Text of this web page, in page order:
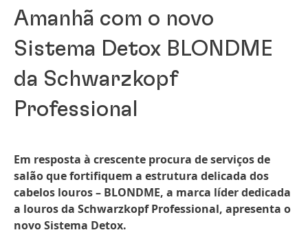
Amanhã com o novo
Sistema Detox BLONDME
da Schwarzkopf
Professional
Em resposta à crescente procura de serviços de
salão que fortifiquem a estrutura delicada dos
cabelos louros – BLONDME, a marca líder dedicada
a louros da Schwarzkopf Professional, apresenta o
novo Sistema Detox.